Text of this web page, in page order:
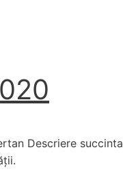
Descriere